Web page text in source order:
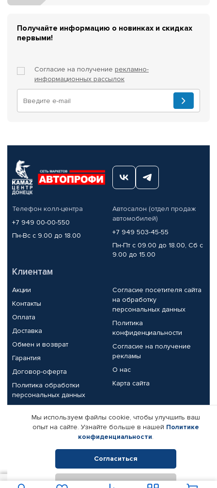
Получайте информацию о новинках и скидках
первыми!
Согласие на получение рекламно-
информационных рассылок
Телефон колл-центра
+7 949 00-00-550
Пн-Вс с 9.00 до 18.00
Автосалон (отдел продаж
автомобилей)
+7 949 503-45-55
Пн-Пт с 09.00 до 18.00, Сб с
9.00 до 15.00
Клиентам
Акции
Контакты
Оплата
Доставка
Обмен и возврат
Гарантия
Договор-оферта
Политика обработки
персональных данных
Согласие посетителя сайта
на обработку
персональных данных
Политика
конфиденциальности
Согласие на получение
рекламы
О нас
Карта сайта
Партнерам
Корпоративным клиентам
Поставщикам
Реквизиты компании
© КАМАЗ ЦЕНТР ДОНЕЦК, 2015-2026. Все права защищены.
Мы используем файлы cookie, чтобы улучшить ваш
опыт на сайте. Узнайте больше в нашей Политике
конфиденциальности.
Согласиться
Отклонить